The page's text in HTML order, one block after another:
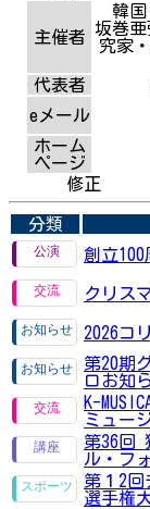
主催者
韓国
坂巻
究家
代表者
eメール
ホーム
ページ
修正
分類
創立
クリス
2026コ
第20期
ロお知
K-
ミュー
第36回
ル・フ
第１2
選手権